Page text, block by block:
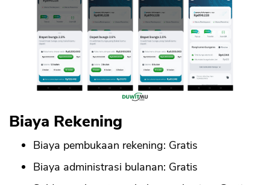
Biaya Rekening
Biaya pembukaan rekening: Gratis
Biaya administrasi bulanan: Gratis